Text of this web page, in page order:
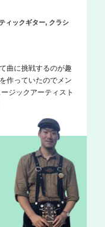
ィックギター, クラシ
曲に挑戦するのが趣
作っていたのでメン
ジックアーティスト